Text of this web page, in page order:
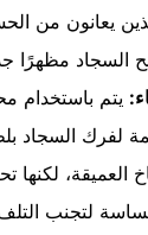
يعانون من
السجاد مظهرًا
يتم
لفرك السجاد
العميقة،
لتجنب